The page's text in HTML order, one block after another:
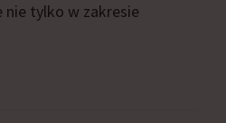
nie tylko w zakresie